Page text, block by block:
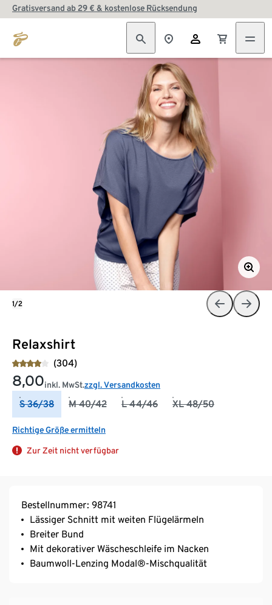
Gratisversand ab 29 € & kostenlose Rücksendung
Relaxshirt
(304)
8,00inkl. MwSt.zzgl. Versandkosten
S 36/38 M 40/42 L 44/46 XL 48/50
Richtige Größe ermitteln
Zur Zeit nicht verfügbar
1/2
Bestellnummer: 98741
Lässiger Schnitt mit weiten Flügelärmeln
Breiter Bund
Mit dekorativer Wäscheschleife im Nacken
Baumwoll-Lenzing Modal®-Mischqualität